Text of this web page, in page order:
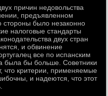
причин недовольства
предъявленном
стороны было незаконно
налоговые стандарты
двух стран
и обвинение
все по испанским
была бы больше. Советники
что критерии, применяемые
и надеются, что этот